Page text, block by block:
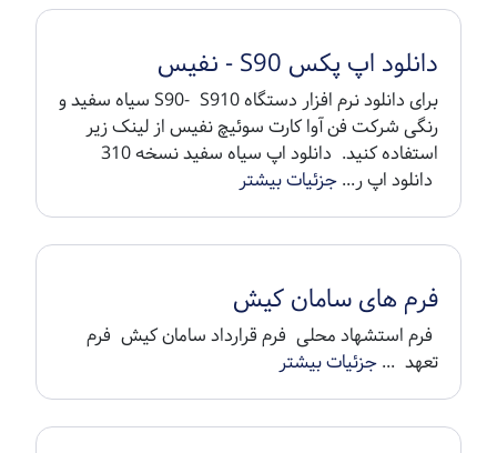
دانلود اپ پکس S90 - نفیس
برای دانلود نرم افزار دستگاه S90- S910 سیاه سفید و
رنگی شرکت فن آوا کارت سوئیچ نفیس از لینک زیر
استفاده کنید. دانلود اپ سیاه سفید نسخه 310
دانلود اپ ر...جزئیات بیشتر
فرم های سامان کیش
فرم استشهاد محلی فرم قرارداد سامان کیش فرم
تعهد ...جزئیات بیشتر